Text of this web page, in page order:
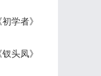
学者》
头凤》